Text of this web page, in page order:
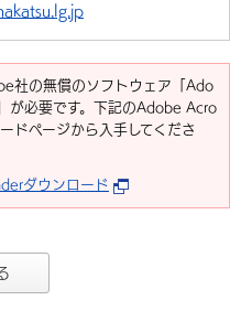
社の無償のソフトウェア「Ado
が必要です。下記のAdobe Acro
ドページから入手してくださ
ダウンロード